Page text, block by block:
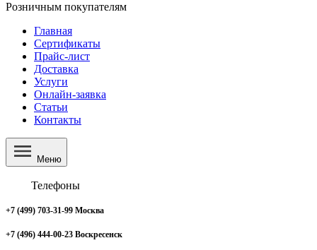
Розничным покупателям
Главная
Сертификаты
Прайс-лист
Доставка
Услуги
Онлайн-заявка
Статьи
Контакты
Меню
Телефоны
+7 (499) 703-31-99 Москва
+7 (496) 444-00-23 Воскресенск